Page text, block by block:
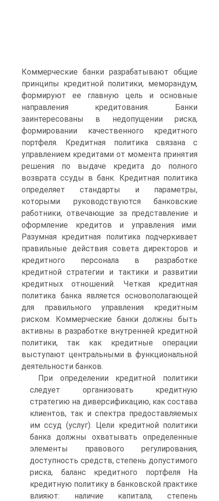
Коммерческие банки разрабатывают общие
принципы кредитной политики, меморандум,
формируют ее главную цель и основные
направления кредитования. Банки
заинтересованы в недопущении риска,
формировании качественного кредитного
портфеля. Кредитная политика связана с
управлением кредитами от момента принятия
решения по выдаче кредита до полного
возврата ссуды в банк. Кредитная политика
определяет стандарты и параметры,
которыми руководствуются банковские
работники, отвечающие за представление и
оформление кредитов и управления ими.
Разумная кредитная политика подчеркивает
правильные действия совета директоров и
кредитного персонала в разработке
кредитной стратегии и тактики и развитии
кредитных отношений. Четкая кредитная
политика банка является основополагающей
для правильного управления кредитным
риском. Коммерческие банки должны быть
активны в разработке внутренней кредитной
политики, так как кредитные операции
выступают центральными в функциональной
деятельности банков.
При определении кредитной политики
следует организовать кредитную
стратегию на диверсификацию, как состава
клиентов, так и спектра предоставляемых
им ссуд (услуг). Цели кредитной политики
банка должны охватывать определенные
элементы правового регулирования,
доступность средств, степень допустимого
риска, баланс кредитного портфеля На
кредитную политику в банковской практике
влияют: наличие капитала, степень